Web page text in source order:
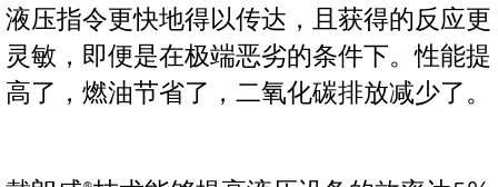
液压指令更快地得以传达，且获得的反应更
灵敏，即便是在极端恶劣的条件下。性能提
高了，燃油节省了，二氧化碳排放减少了。